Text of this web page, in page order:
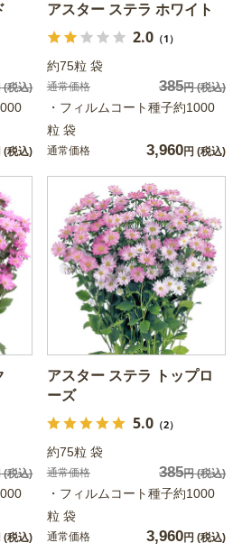
(税込)
(税込)
アスター ステラ ホワイト
2.0（1）
約75粒 袋
通常価格 385円(税込)
・フィルムコート種子約1000
粒 袋
通常価格 3,960円 (税込)
(税込)
(税込)
アスター ステラ トップロ
ーズ
5.0（2）
約75粒 袋
通常価格 385円(税込)
・フィルムコート種子約1000
粒 袋
通常価格 3,960円 (税込)